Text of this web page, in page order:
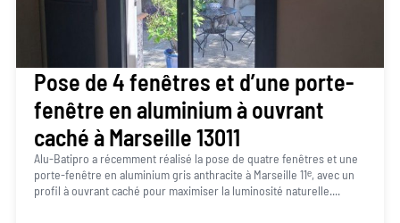
Pose de 4 fenêtres et d’une porte-
fenêtre en aluminium à ouvrant
caché à Marseille 13011
Alu-Batipro a récemment réalisé la pose de quatre fenêtres et une
porte-fenêtre en aluminium gris anthracite à Marseille 11ᵉ, avec un
profil à ouvrant caché pour maximiser la luminosité naturelle....